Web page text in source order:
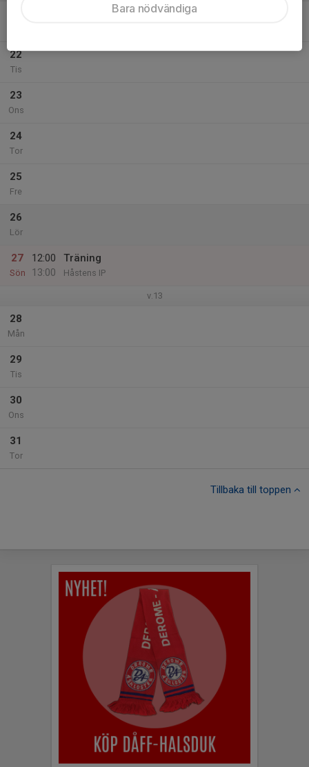
22
Tis
23
Ons
24
Tor
25
Fre
26
Lör
27
Sön
12:00
13:00
Träning
Håstens IP
v.13
28
Mån
29
Tis
30
Ons
31
Tor
Tillbaka till toppen
Bara nödvändiga